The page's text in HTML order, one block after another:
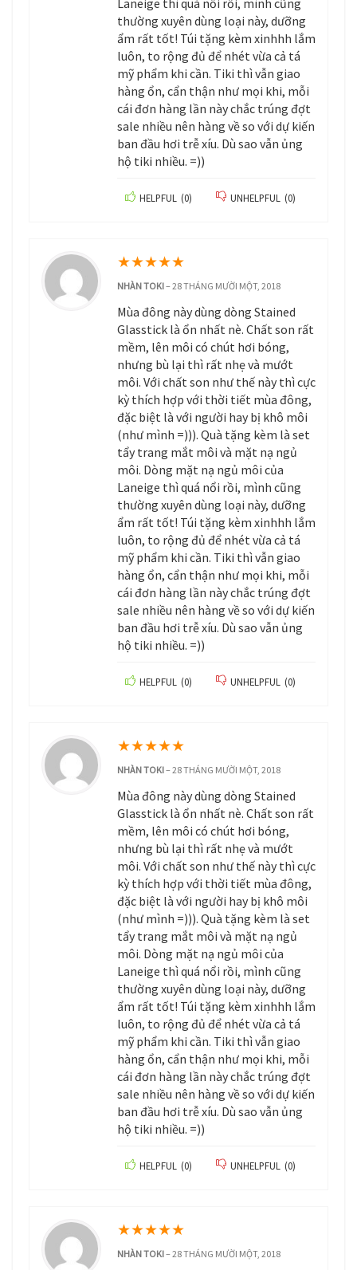
thường xuyên dùng loại này, dưỡng
ẩm rất tốt! Túi tặng kèm xinhhh lắm
luôn, to rộng đủ để nhét vừa cả tá
mỹ phẩm khi cần. Tiki thì vẫn giao
hàng ổn, cẩn thận như mọi khi, mỗi
cái đơn hàng lần này chắc trúng đợt
sale nhiều nên hàng về so với dự kiến
ban đầu hơi trễ xíu. Dù sao vẫn ủng
hộ tiki nhiều. =))
HELPFUL (0) UNHELPFUL (0)
★★★★★
NHÀN TOKI–28 THÁNG MƯỜI MỘT, 2018
Mùa đông này dùng dòng Stained
Glasstick là ổn nhất nè. Chất son rất
mềm, lên môi có chút hơi bóng,
nhưng bù lại thì rất nhẹ và mướt
môi. Với chất son như thế này thì cực
kỳ thích hợp với thời tiết mùa đông,
đặc biệt là với người hay bị khô môi
(như mình =))). Quà tặng kèm là set
tẩy trang mắt môi và mặt nạ ngủ
môi. Dòng mặt nạ ngủ môi của
Laneige thì quá nổi rồi, mình cũng
thường xuyên dùng loại này, dưỡng
ẩm rất tốt! Túi tặng kèm xinhhh lắm
luôn, to rộng đủ để nhét vừa cả tá
mỹ phẩm khi cần. Tiki thì vẫn giao
hàng ổn, cẩn thận như mọi khi, mỗi
cái đơn hàng lần này chắc trúng đợt
sale nhiều nên hàng về so với dự kiến
ban đầu hơi trễ xíu. Dù sao vẫn ủng
hộ tiki nhiều. =))
HELPFUL (0) UNHELPFUL (0)
★★★★★
NHÀN TOKI–28 THÁNG MƯỜI MỘT, 2018
Mùa đông này dùng dòng Stained
Glasstick là ổn nhất nè. Chất son rất
mềm, lên môi có chút hơi bóng,
nhưng bù lại thì rất nhẹ và mướt
môi. Với chất son như thế này thì cực
kỳ thích hợp với thời tiết mùa đông,
đặc biệt là với người hay bị khô môi
(như mình =))). Quà tặng kèm là set
tẩy trang mắt môi và mặt nạ ngủ
môi. Dòng mặt nạ ngủ môi của
Laneige thì quá nổi rồi, mình cũng
thường xuyên dùng loại này, dưỡng
ẩm rất tốt! Túi tặng kèm xinhhh lắm
luôn, to rộng đủ để nhét vừa cả tá
mỹ phẩm khi cần. Tiki thì vẫn giao
hàng ổn, cẩn thận như mọi khi, mỗi
cái đơn hàng lần này chắc trúng đợt
sale nhiều nên hàng về so với dự kiến
ban đầu hơi trễ xíu. Dù sao vẫn ủng
hộ tiki nhiều. =))
HELPFUL (0) UNHELPFUL (0)
★★★★★
NHÀN TOKI–28 THÁNG MƯỜI MỘT, 2018